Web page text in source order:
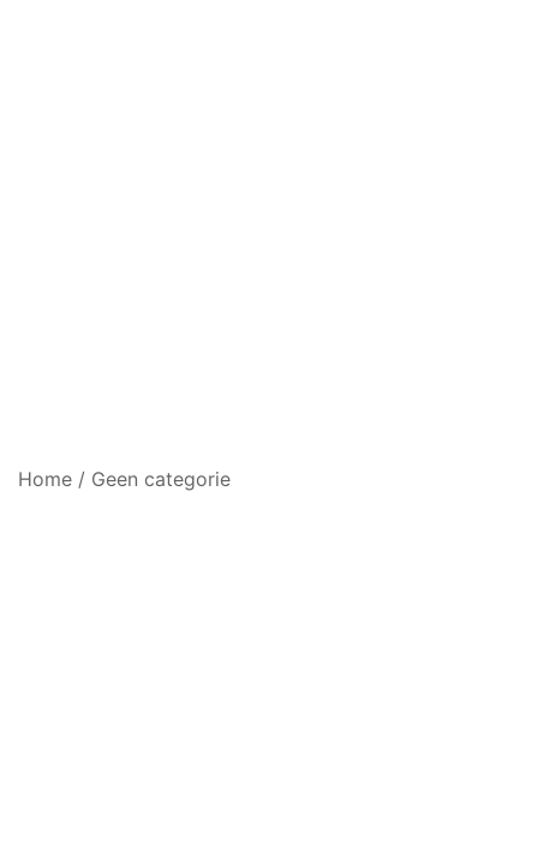
Home / Geen categorie